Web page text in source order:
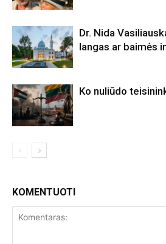
Dr. Nida
langas ar baimės
Ko nuliūdo
KOMENTUOTI